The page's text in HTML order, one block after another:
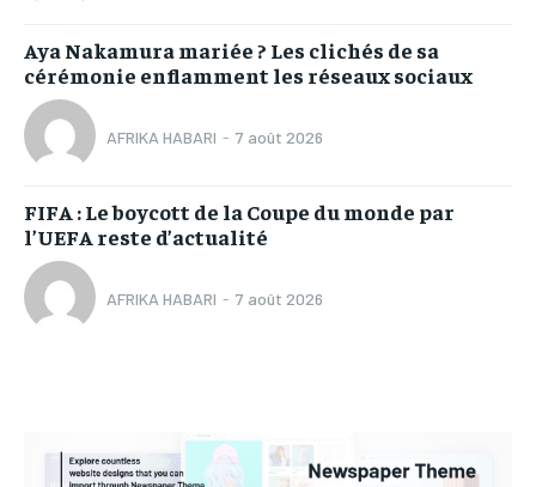
Aya Nakamura mariée ? Les clichés de sa
cérémonie enflamment les réseaux sociaux
AFRIKA HABARI - 7 août 2026
FIFA : Le boycott de la Coupe du monde par
l’UEFA reste d’actualité
AFRIKA HABARI - 7 août 2026